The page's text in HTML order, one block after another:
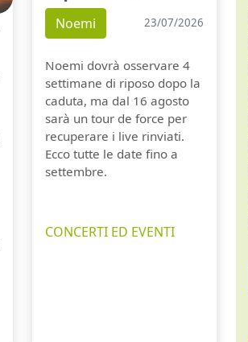
Noemi 23/07/2026
Noemi dovrà osservare 4
settimane di riposo dopo la
caduta, ma dal 16 agosto
sarà un tour de force per
recuperare i live rinviati.
Ecco tutte le date fino a
settembre.
CONCERTI ED EVENTI